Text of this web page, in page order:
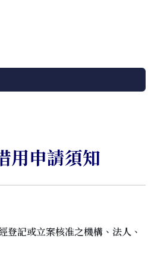
用申請須知
登記或立案核准之機構、法人、